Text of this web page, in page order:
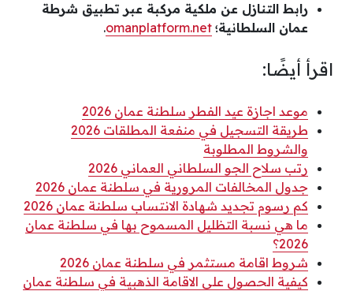
رابط التنازل عن ملكية مركبة عبر تطبيق شرطة
عمان السلطانية؛ omanplatform.net
.
اقرأ أيضًا:
موعد اجازة عيد الفطر سلطنة عمان 2026
طريقة التسجيل في منفعة المطلقات 2026
والشروط المطلوبة
رتب سلاح الجو السلطاني العماني 2026
جدول المخالفات المرورية في سلطنة عمان 2026
كم رسوم تجديد شهادة الانتساب سلطنة عمان 2026
ما هي نسبة التظليل المسموح بها في سلطنة عمان
2026؟
شروط اقامة مستثمر في سلطنة عمان 2026
كيفية الحصول على الاقامة الذهبية في سلطنة عمان